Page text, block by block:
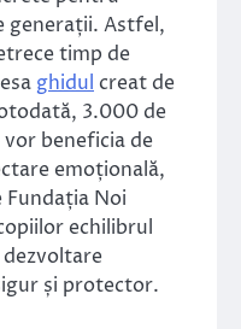
generații. Astfel,
timp de
ghidul creat de
3.000 de
beneficia de
emoțională,
Noi
echilibrul
și protector.